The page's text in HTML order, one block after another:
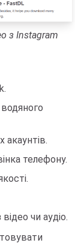
з Instagram
акаунтів.
телефону.
чи аудіо.